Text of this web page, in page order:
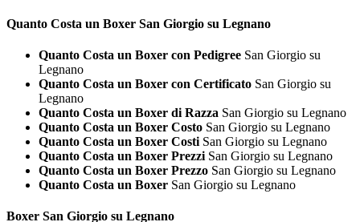
Quanto Costa un Boxer San Giorgio su Legnano
Quanto Costa un Boxer con Pedigree San Giorgio su
Legnano
Quanto Costa un Boxer con Certificato San Giorgio su
Legnano
Quanto Costa un Boxer di Razza San Giorgio su Legnano
Quanto Costa un Boxer Costo San Giorgio su Legnano
Quanto Costa un Boxer Costi San Giorgio su Legnano
Quanto Costa un Boxer Prezzi San Giorgio su Legnano
Quanto Costa un Boxer Prezzo San Giorgio su Legnano
Quanto Costa un Boxer San Giorgio su Legnano
Boxer San Giorgio su Legnano